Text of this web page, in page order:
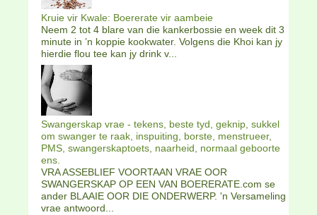
Kruie vir Kwale: Boererate vir aambeie
Neem 2 tot 4 blare van die kankerbossie en week dit 3
minute in ’n koppie kookwater. Volgens die Khoi kan jy
hierdie flou tee kan jy drink v...
Swangerskap vrae - tekens, beste tyd, geknip, sukkel
om swanger te raak, inspuiting, borste, menstrueer,
PMS, swangerskaptoets, naarheid, normaal geboorte
ens.
VRA ASSEBLIEF VOORTAAN VRAE OOR
SWANGERSKAP OP EEN VAN BOERERATE.com se
ander BLAAIE OOR DIE ONDERWERP. 'n Versameling
vrae antwoord...